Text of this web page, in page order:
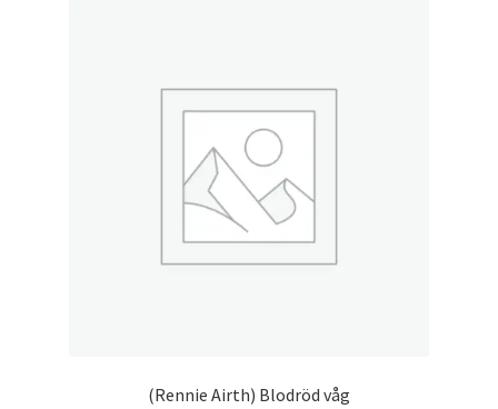
(Rennie Airth) Blodröd våg